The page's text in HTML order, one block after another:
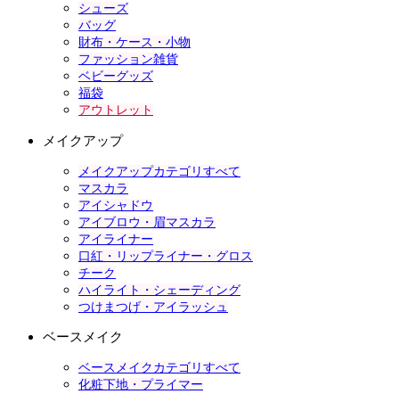
シューズ
バッグ
財布・ケース・小物
ファッション雑貨
ベビーグッズ
福袋
アウトレット
メイクアップ
メイクアップカテゴリすべて
マスカラ
アイシャドウ
アイブロウ・眉マスカラ
アイライナー
口紅・リップライナー・グロス
チーク
ハイライト・シェーディング
つけまつげ・アイラッシュ
ベースメイク
ベースメイクカテゴリすべて
化粧下地・プライマー